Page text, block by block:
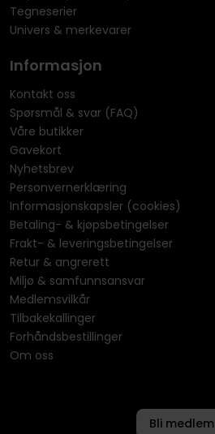
Tegneserier
Univers & merkevarer
Informasjon
Kontakt oss
Spørsmål & svar (FAQ)
Våre butikker
Gavekort
Nyhetsbrev
Personvernerklæring
Informasjonskapsler (cookies)
Betaling- & kjøpsbetingelser
Frakt- & leveringsbetingelser
Retur & angrerett
Miljø & samfunnsansvar
Medlemsvilkår
Tilbakekallinger
Forhåndsbestillinger
Om oss
Bli medlem